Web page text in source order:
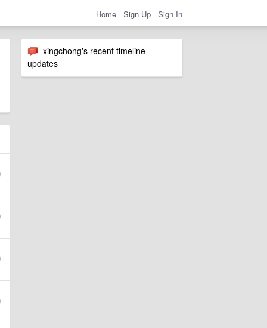
Home Sign Up Sign In
xingchong's recent timeline
updates